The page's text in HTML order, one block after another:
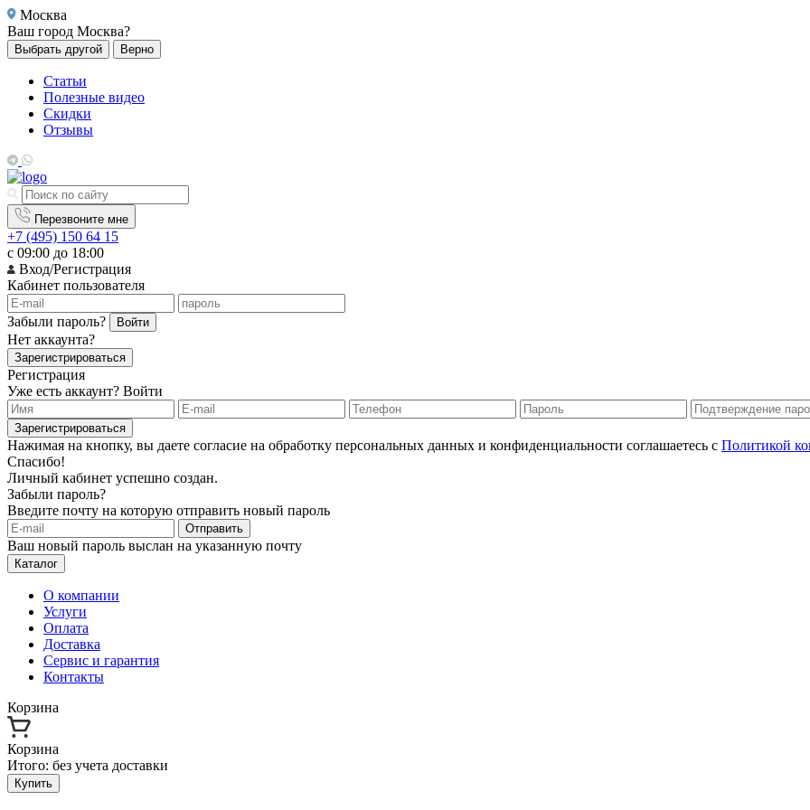
Москва
Ваш город Москва?
Выбрать другой Верно
Статьи
Полезные видео
Скидки
Отзывы
Перезвоните мне
+7 (495) 150 64 15
с 09:00 до 18:00
Вход/Регистрация
Кабинет пользователя
Забыли пароль? Войти
Нет аккаунта?
Зарегистрироваться
Регистрация
Уже есть аккаунт? Войти
Зарегистрироваться
Нажимая на кнопку, вы даете согласие на обработку персональных данных и конфиденциальности соглашаетесь с Политикой
Спасибо!
Личный кабинет успешно создан.
Забыли пароль?
Введите почту на которую отправить новый пароль
Отправить
Ваш новый пароль выслан на указанную почту
Каталог
О компании
Услуги
Оплата
Доставка
Сервис и гарантия
Контакты
Корзина
Корзина
Итого: без учета доставки
Купить